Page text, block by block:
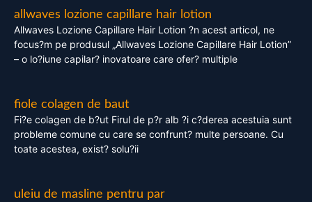
allwaves lozione capillare hair lotion
Allwaves Lozione Capillare Hair Lotion ?n acest articol, ne
focus?m pe produsul „Allwaves Lozione Capillare Hair Lotion”
– o lo?iune capilar? inovatoare care ofer? multiple
fiole colagen de baut
Fi?e colagen de b?ut Firul de p?r alb ?i c?derea acestuia sunt
probleme comune cu care se confrunt? multe persoane. Cu
toate acestea, exist? solu?ii
uleiu de masline pentru par